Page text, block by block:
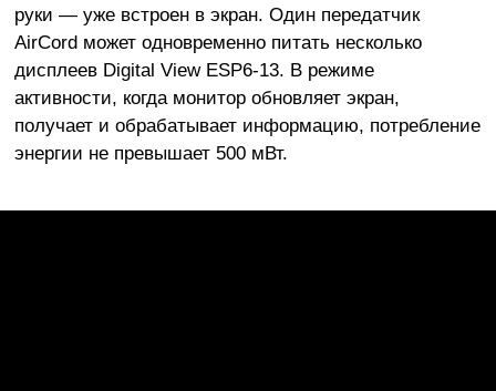
руки — уже встроен в экран. Один передатчик
AirCord может одновременно питать несколько
дисплеев Digital View ESP6-13. В режиме
активности, когда монитор обновляет экран,
получает и обрабатывает информацию, потребление
энергии не превышает 500 мВт.